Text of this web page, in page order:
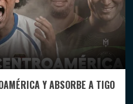
Y ABSORBE A TIGO